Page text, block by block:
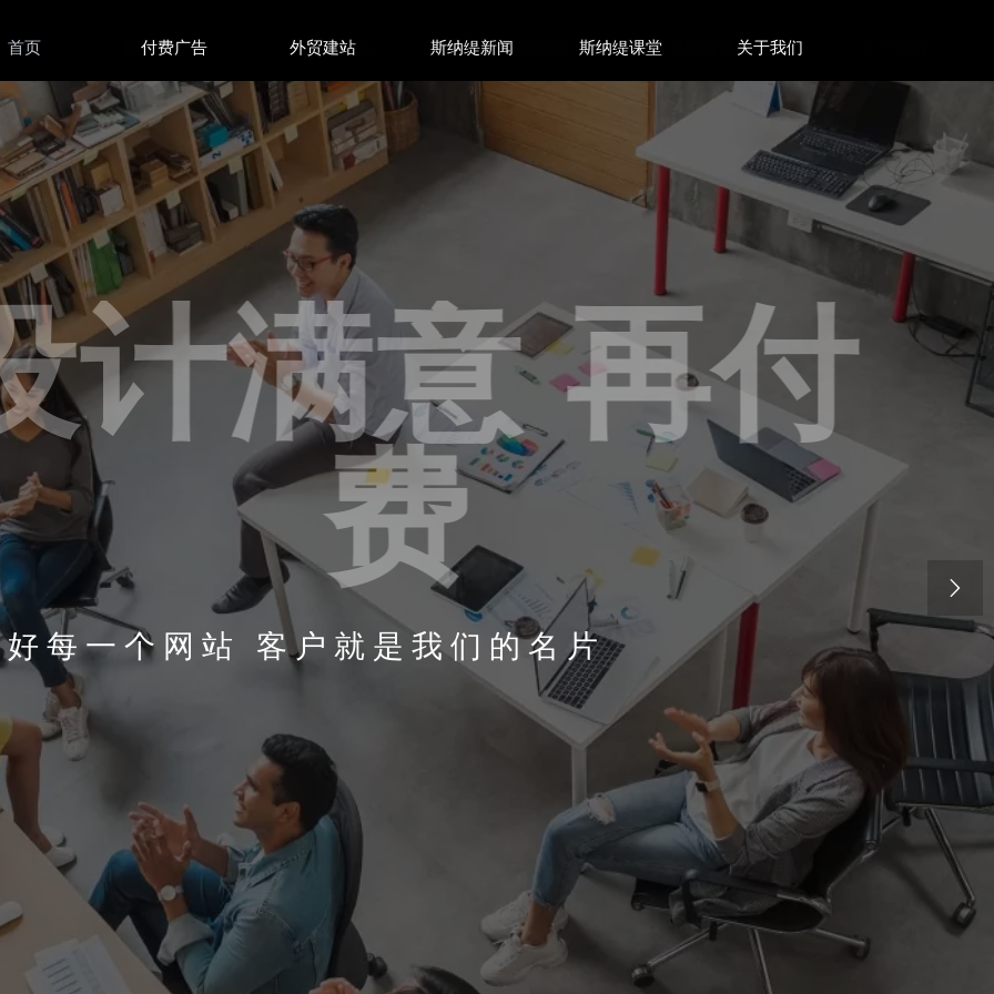
付费广告 外贸建站 斯纳缇新闻 斯纳缇课堂
满意 再付
费
每一个网站 客户就是我们的名片

首页 付费广告 外贸建站 斯纳缇新闻 斯纳缇课堂 关于我们